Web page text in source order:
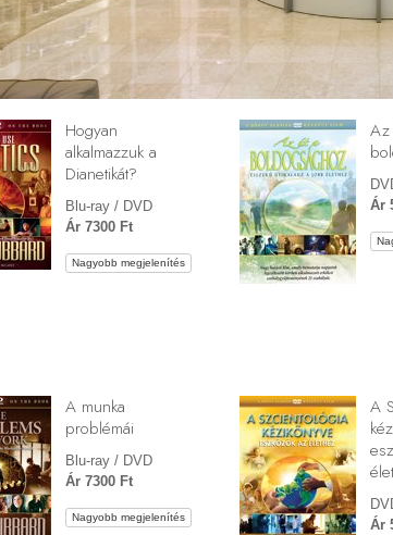
Hogyan
alkalmazzuk a
Dianetikát?
Blu-ray / DVD
Ár 7300 Ft
Nagyobb megjelenítés
Az
Ár
A munka
problémái
Blu-ray / DVD
Ár 7300 Ft
Nagyobb megjelenítés
A
Ár